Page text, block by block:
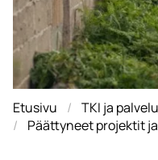
Etusivu TKI ja
Päättyneet projektit